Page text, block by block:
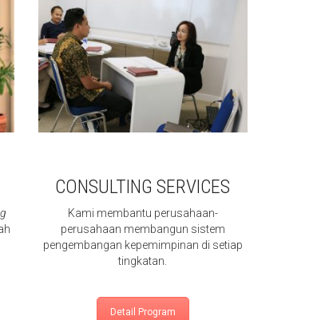
CONSULTING SERVICES
Kami membantu perusahaan-
perusahaan membangun sistem
pengembangan kepemimpinan di setiap
tingkatan.
Detail Program